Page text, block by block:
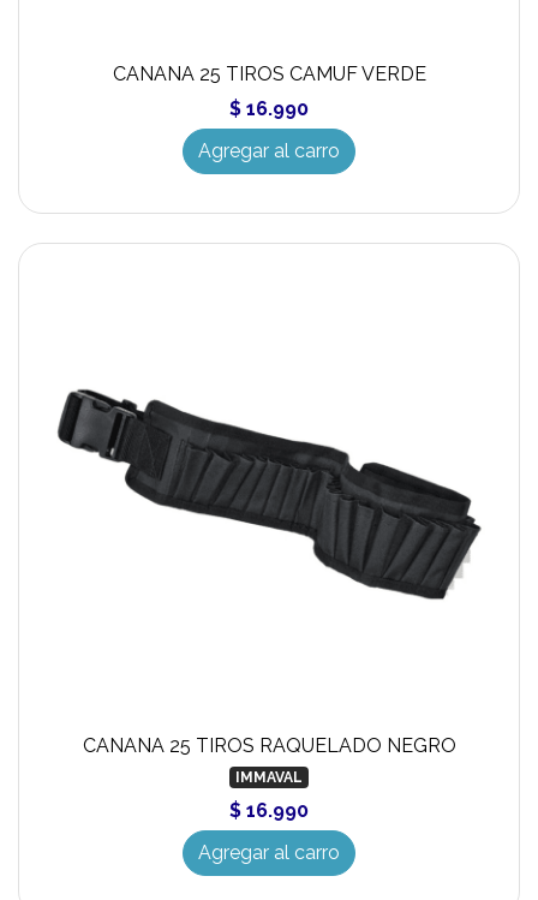
CANANA 25 TIROS CAMUF VERDE
$ 16.990
Agregar al carro
CANANA 25 TIROS RAQUELADO NEGRO
IMMAVAL
$ 16.990
Agregar al carro